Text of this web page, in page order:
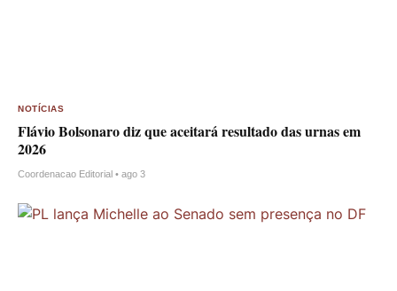
NOTÍCIAS
Flávio Bolsonaro diz que aceitará resultado das urnas em
2026
Coordenacao Editorial • ago 3